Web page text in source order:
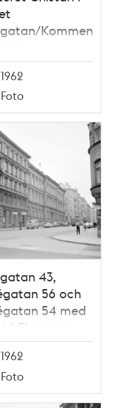
1962
Foto
43,
56 och
54 med
Eleonora
1962
Foto